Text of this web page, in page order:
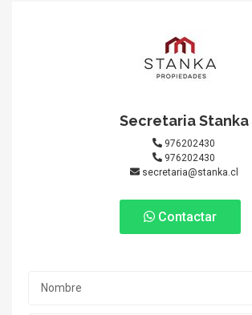
Secretaria Stanka
976202430
976202430
secretaria@stanka.cl
Contactar